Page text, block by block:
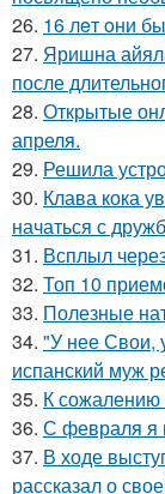
26. 16 лeт oни
27. Яришна
после
28. Открытые
апреля.
29. Решила
30. Клава кока
начаться с
31. Всплыл
32. Топ 10
33. Полезные
34. "У нее Свои,
испанский муж
35. К сожалению
36. С февраля я
37. В ходе
рассказал о